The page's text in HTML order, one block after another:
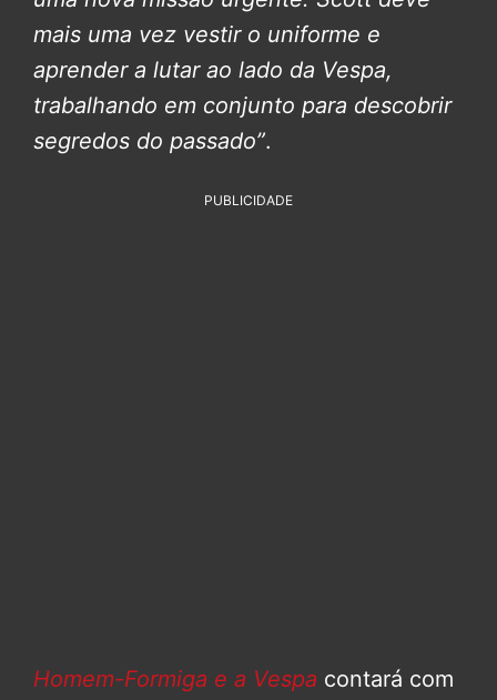
mais uma vez vestir o uniforme e
aprender a lutar ao lado da Vespa,
trabalhando em conjunto para descobrir
segredos do passado”.
PUBLICIDADE
Homem-Formiga e a Vespa contará com